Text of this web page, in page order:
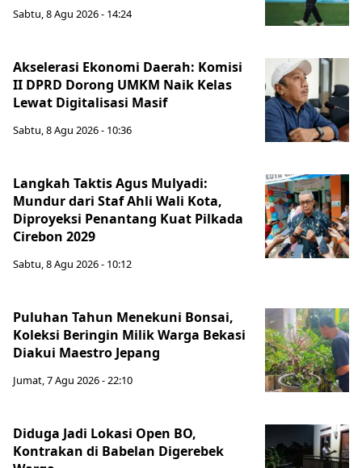
Sabtu, 8 Agu 2026 - 14:24
Akselerasi Ekonomi Daerah: Komisi
II DPRD Dorong UMKM Naik Kelas
Lewat Digitalisasi Masif
Sabtu, 8 Agu 2026 - 10:36
Langkah Taktis Agus Mulyadi:
Mundur dari Staf Ahli Wali Kota,
Diproyeksi Penantang Kuat Pilkada
Cirebon 2029
Sabtu, 8 Agu 2026 - 10:12
Puluhan Tahun Menekuni Bonsai,
Koleksi Beringin Milik Warga Bekasi
Diakui Maestro Jepang
Jumat, 7 Agu 2026 - 22:10
Diduga Jadi Lokasi Open BO,
Kontrakan di Babelan Digerebek